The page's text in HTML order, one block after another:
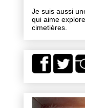
Je suis aussi
qui aime
cimetières.